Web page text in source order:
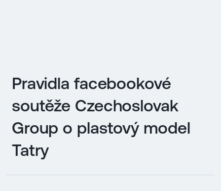
Pravidla facebookové
soutěže Czechoslovak
Group o plastový model
Tatry